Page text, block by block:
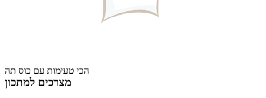
הכי טעימות עם כוס תה
מצרכים למתכון